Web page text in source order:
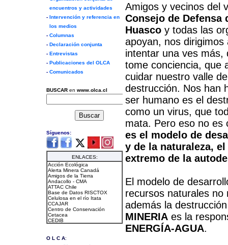
Amigos y vecinos del
Consejo de Defensa
Huascoy todas las
apoyan, nos dirigimos
intentar una ves más,
tome conciencia, que
cuidar nuestro valle
destrucción. Nos han
ser humano es el
como un virus, que
mata. Pero eso no es
es el modelo de
y de la naturaleza,
extremo de la
El modelo de
recursos naturales no
además la
MINERIAes la
ENERGÍA-AGUA.